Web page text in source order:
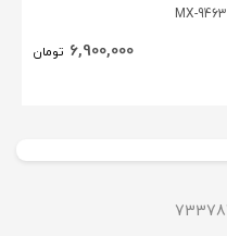
MX-9463
6,900,000 تومان